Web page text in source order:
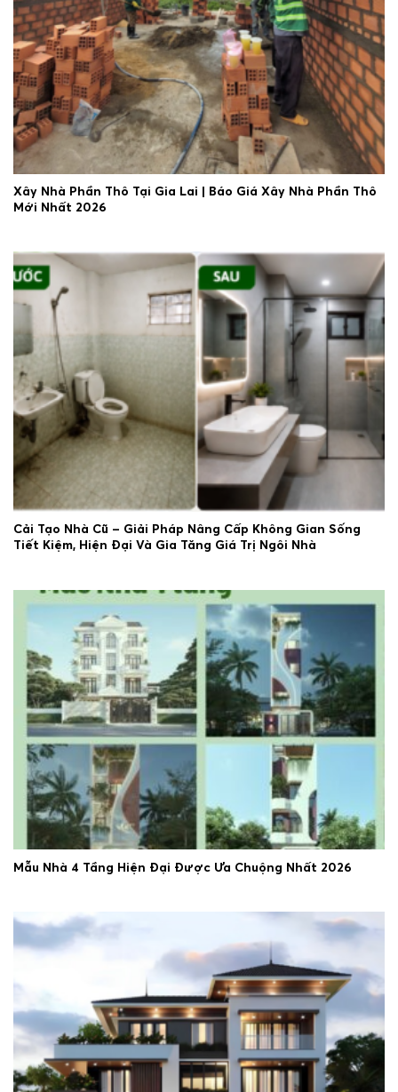
Xây Nhà Phần Thô Tại Gia Lai | Báo Giá Xây Nhà Phần Thô
Mới Nhất 2026
Cải Tạo Nhà Cũ – Giải Pháp Nâng Cấp Không Gian Sống
Tiết Kiệm, Hiện Đại Và Gia Tăng Giá Trị Ngôi Nhà
Mẫu Nhà 4 Tầng Hiện Đại Được Ưa Chuộng Nhất 2026